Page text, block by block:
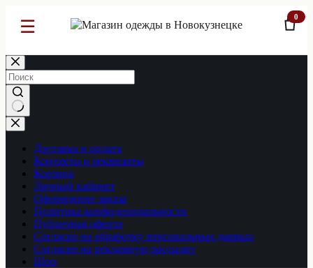
☰ 0
Перейти
к
сути
Ничего
не
найденоДоставка и оплата
Контакты и реквизиты
Корзина
Личный кабинет
Оформление заказа
Политика конфиденциальности
Публичная оферта
Согласие на обработку персональных данных
Согласие на рекламную рассылку
Шоп